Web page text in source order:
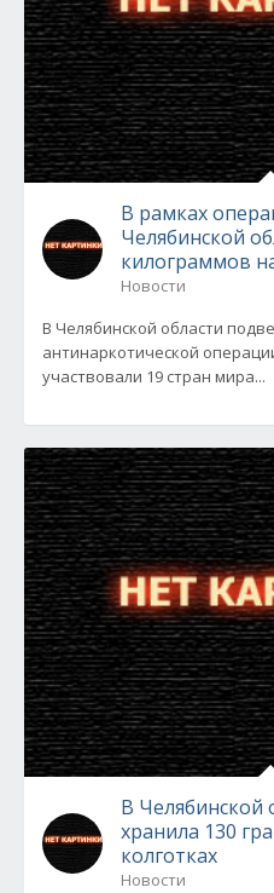
В рамках
Челябинской
килограммов
Новости
В Челябинской области
антинаркотической
участвовали 19 стран мира...
В Челябинской
хранила 130
колготках
Новости